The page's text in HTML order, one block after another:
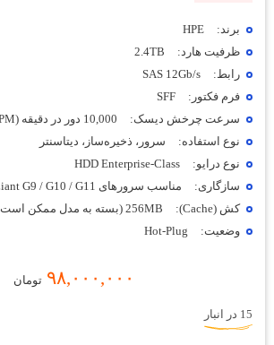
برند:
HPE
ظرفیت هارد:
2.4TB
رابط:
SAS 12Gb/s
فرم فکتور:
SFF
سرعت چرخش دیسک:
10,000 دور در دقیقه (RPM)
نوع استفاده:
سرور، ذخیره‌ساز، دیتاسنتر
نوع درایو:
HDD Enterprise-Class
سازگاری:
مناسب سرورهای HPE ProLiant G9 / G10 / G11
کش (Cache):
256MB (بسته به مدل ممکن است متفاوت باشد)
وضعیت:
Hot-Plug
۹۸,۰۰۰,۰۰۰ تومان
15 در انبار